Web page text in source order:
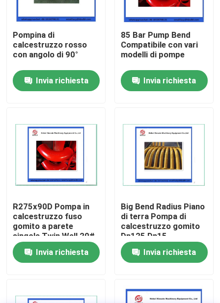
Casa
Prodotti
Video
Fatory Tour
Controllo di qualità
Contattaci
Richiedere un preventivo
Parti della pompa per calcestruzzo di Schwing
Pompina di
calcestruzzo rosso
con angolo di 90°
Invia richiesta
85 Bar Pump Bend
Compatibile con vari
modelli di pompe
Invia richiesta
R275x90D Pompa in
calcestruzzo fuso
gomito a parete
singola Twin Wall 20#
Invia richiesta
Big Bend Radius Piano
di terra Pompa di
calcestruzzo gomito
Dn125 Dn15
Invia richiesta